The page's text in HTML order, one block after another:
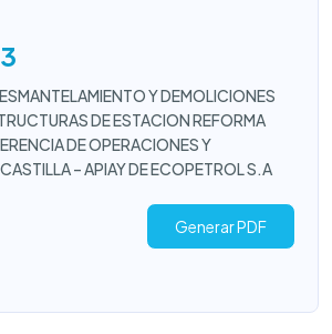
Y DEMOLICIONES
DE ESTACION REFORMA
DE OPERACIONES Y
– APIAY DE ECOPETROL S.A
Generar PDF